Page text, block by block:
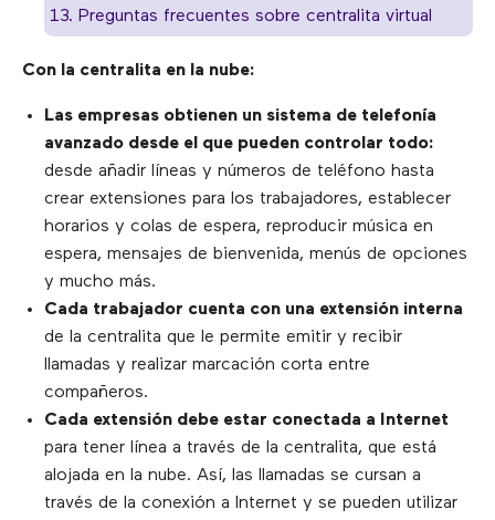
13. Preguntas frecuentes sobre centralita virtual
Con la centralita en la nube:
Las empresas obtienen un sistema de telefonía
avanzado desde el que pueden controlar todo:
desde añadir líneas y números de teléfono hasta
crear extensiones para los trabajadores, establecer
horarios y colas de espera, reproducir música en
espera, mensajes de bienvenida, menús de opciones
y mucho más.
Cada trabajador cuenta con una extensión interna
de la centralita que le permite emitir y recibir
llamadas y realizar marcación corta entre
compañeros.
Cada extensión debe estar conectada a Internet
para tener línea a través de la centralita, que está
alojada en la nube. Así, las llamadas se cursan a
través de la conexión a Internet y se pueden utilizar